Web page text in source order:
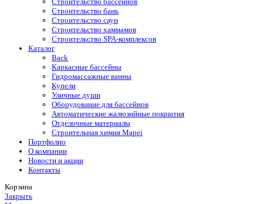
Строительство бань
Строительство саун
Строительство хаммамов
Строительство SPA-комплексов
Каталог
Back
Каркасные бассейны
Гидромассажные ванны
Купели
Уличные души
Оборудование для бассейнов
Автоматические жалюзийные покрытия
Отделочные материалы
Строительная химия Mapei
Портфолио
O компании
Новости и акции
Контакты
Корзина
Закрыть